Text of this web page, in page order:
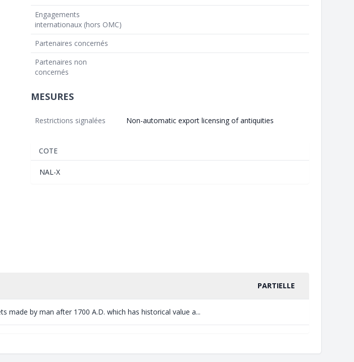
Engagements
internationaux (hors OMC)
Partenaires concernés
Partenaires non
concernés
MESURES
Restrictions signalées Non-automatic export licensing of antiquities
COTE
NAL-X
PARTIELLE
made by man after 1700 A.D. which has historical value a...